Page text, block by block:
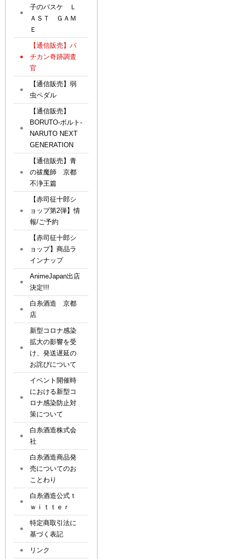
子のバスケ Ｌ
ＡＳＴ ＧＡＭ
Ｅ
【通信販売】バ
チカン奇跡調査
官
【通信販売】弱
虫ペダル
【通信販売】
BORUTO-ボルト-
NARUTO NEXT
GENERATION
【通信販売】青
の祓魔師 京都
不浄王篇
【赤司征十郎シ
ョップ第2弾】情
報/ご予約
【赤司征十郎シ
ョップ】商品ラ
インナップ
AnimeJapan出店
決定!!!
白糸酒造 京都
店
新型コロナ感染
拡大の影響を受
け、発送遅延の
お詫びについて
イベント開催時
における新型コ
ロナ感染防止対
策について
白糸酒造株式会
社
白糸酒造商品発
売についてのお
ことわり
白糸酒造公式ｔ
ｗｉｔｔｅｒ
特定商取引法に
基づく表記
リンク